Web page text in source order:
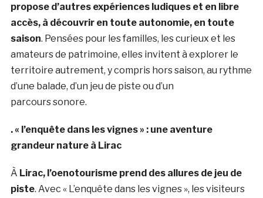
propose d’autres expériences ludiques et en libre
accès, à découvrir en toute autonomie, en toute
saison. Pensées pour les familles, les curieux et les
amateurs de patrimoine, elles invitent à explorer le
territoire autrement, y compris hors saison, au rythme
d’une balade, d’un jeu de piste ou d’un
parcours sonore.
. « l’enquête dans les vignes » : une aventure
grandeur nature à Lirac
À Lirac, l’oenotourisme prend des allures de jeu de
piste. Avec « L’enquête dans les vignes », les visiteurs